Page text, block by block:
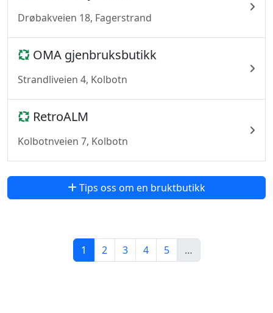
Drøbakveien 18, Fagerstrand
OMA gjenbruksbutikk
Strandliveien 4, Kolbotn
RetroALM
Kolbotnveien 7, Kolbotn
Tips oss om en bruktbutikk
1 2 3 4 5 …